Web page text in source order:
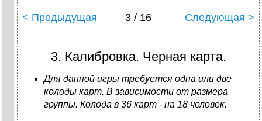
< Предыдущая 3 / 16 Следующая >
3. Калибровка. Черная карта.
Для данной игры требуется одна или две
колоды карт. В зависимости от размера
группы. Колода в 36 карт - на 18 человек.